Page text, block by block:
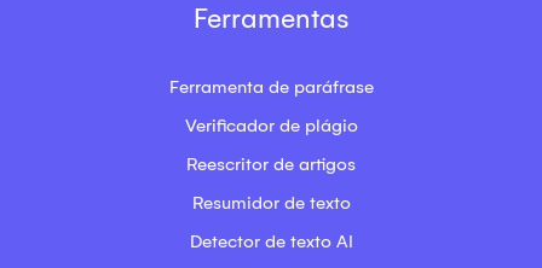
Ferramentas
Ferramenta de paráfrase
Verificador de plágio
Reescritor de artigos
Resumidor de texto
Detector de texto AI